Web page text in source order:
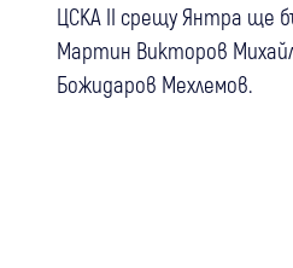
ЦСКА II срещу Янтра ще
Мартин Викторов
Божидаров Мехлемов.